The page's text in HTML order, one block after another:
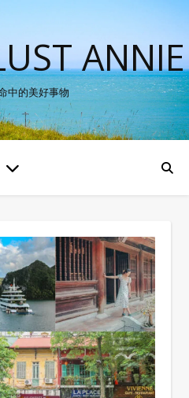
ANNIE
中的美好事物